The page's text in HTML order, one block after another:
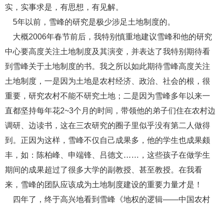
实，实事求是，有思想，有见解。
5年以前，雪峰的研究是极少涉足土地制度的。
大概2006年春节前后，我特别慎重地建议雪峰和他的研究
中心要高度关注土地制度及其演变，并表达了我特别期待看
到雪峰关于土地制度的书。我之所以如此期待雪峰高度关注
土地制度，一是因为土地是农村经济、政治、社会的根，很
重要，研究农村不能不研究土地；二是因为雪峰多年以来一
直都坚持每年花2~3个月的时间，带领他的弟子们住在农村边
调研、边读书，这在三农研究的圈子里似乎没有第二人做得
到。正因为这样，雪峰不仅自己成果多，他的学生也成果颇
丰，如：陈柏峰、申端锋、吕德文……，这些孩子在做学生
期间的成果超过了很多大学的副教授、甚至教授。在我看
来，雪峰的团队应该成为土地制度建设的重要力量才是！
四年了，终于高兴地看到雪峰《地权的逻辑——中国农村